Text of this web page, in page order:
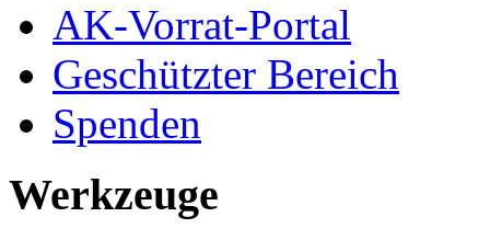
AK-Vorrat-Portal
Geschützter Bereich
Spenden
Werkzeuge